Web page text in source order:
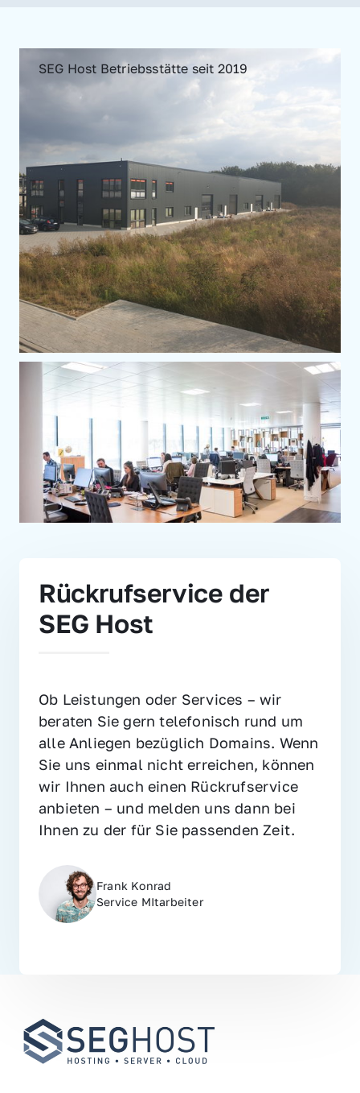
SEG Host Betriebsstätte seit 2019
Rückrufservice der
SEG Host
Ob Leistungen oder Services – wir
beraten Sie gern telefonisch rund um
alle Anliegen bezüglich Domains. Wenn
Sie uns einmal nicht erreichen, können
wir Ihnen auch einen Rückrufservice
anbieten – und melden uns dann bei
Ihnen zu der für Sie passenden Zeit.
Frank Konrad
Service MItarbeiter